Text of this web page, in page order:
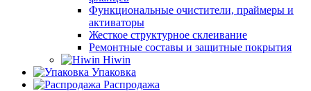
Функциональные очистители, праймеры и
активаторы
Жесткое структурное склеивание
Ремонтные составы и защитные покрытия
Hiwin
Упаковка
Распродажа